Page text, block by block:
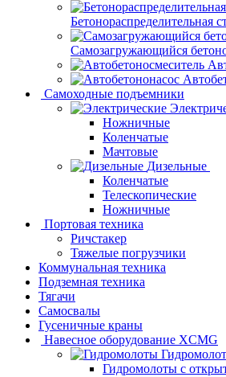
Бетонораспределительная
Самозагружающийся
Самоходные подъемники
Ножничные
Коленчатые
Мачтовые
Дизельные
Коленчатые
Телескопические
Ножничные
Портовая техника
Ричстакер
Тяжелые погрузчики
Коммунальная техника
Подземная техника
Тягачи
Самосвалы
Гусеничные краны
Навесное оборудование XCMG
Гидромолоты с